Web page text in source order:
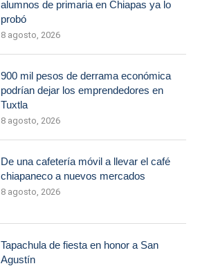
alumnos de primaria en Chiapas ya lo
probó
8 agosto, 2026
900 mil pesos de derrama económica
podrían dejar los emprendedores en
Tuxtla
8 agosto, 2026
De una cafetería móvil a llevar el café
chiapaneco a nuevos mercados
8 agosto, 2026
Tapachula de fiesta en honor a San
Agustín